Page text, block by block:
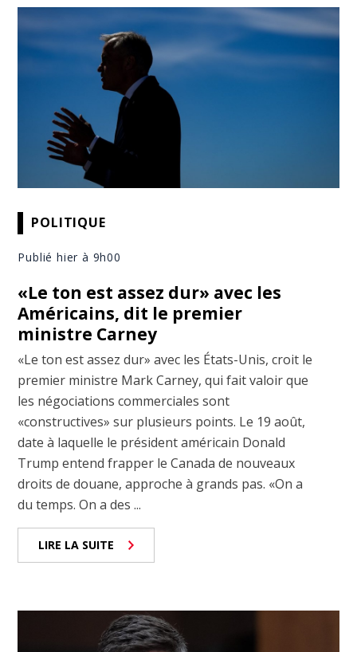
POLITIQUE
Publié hier à 9h00
«Le ton est assez dur» avec les
Américains, dit le premier
ministre Carney
«Le ton est assez dur» avec les États-Unis, croit le
premier ministre Mark Carney, qui fait valoir que
les négociations commerciales sont
«constructives» sur plusieurs points. Le 19 août,
date à laquelle le président américain Donald
Trump entend frapper le Canada de nouveaux
droits de douane, approche à grands pas. «On a
du temps. On a des ...
LIRE LA SUITE